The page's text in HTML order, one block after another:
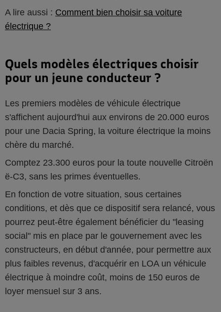
A lire aussi : Comment bien choisir sa voiture
électrique ?
Quels modèles électriques choisir
pour un jeune conducteur ?
Les premiers modèles de véhicule électrique
s'affichent aujourd'hui aux environs de 20.000 euros
pour une Dacia Spring, la voiture électrique la moins
chère du marché.
Comptez 23.300 euros pour la toute nouvelle Citroën
ë-C3, sans les primes éventuelles.
En fonction de votre situation, sous certaines
conditions, et dès que ce dispositif sera relancé, vous
pourrez peut-être également bénéficier du "leasing
social" mis en place par le gouvernement avec les
constructeurs, en début d'année, pour permettre aux
plus faibles revenus, d'acquérir en LOA un véhicule
électrique à moindre coût, moins de 150 euros de
loyer mensuel sur 3 ans.